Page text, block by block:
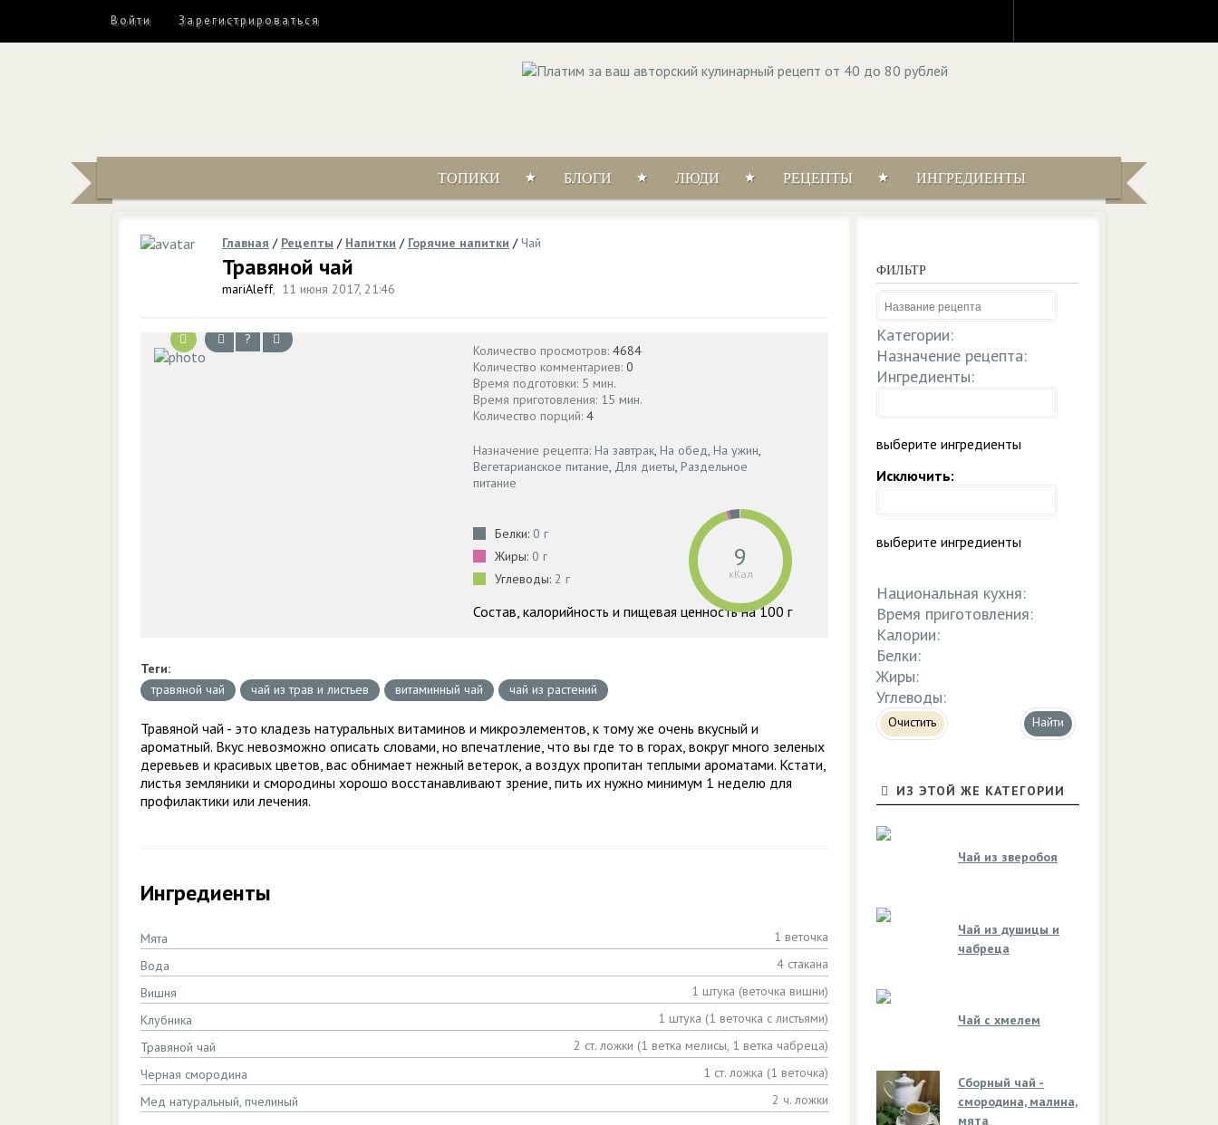
Войти Зарегистрироваться
ТОПИКИ БЛОГИ ЛЮДИ РЕЦЕПТЫ ИНГРЕДИЕНТЫ
Главная / Рецепты / Напитки / Горячие напитки /Чай
Травяной чай
mariAleff, 11 июня 2017, 21:46
?
Количество просмотров: 4684
Количество комментариев: 0
Время подготовки: 5 мин.
Время приготовления: 15 мин.
Количество порций: 4
Назначение рецепта: На завтрак, На обед, На ужин,
Вегетарианское питание, Для диеты, Раздельное
питание
Белки: 0 г
Жиры: 0 г
Углеводы: 2 г
9
кКал
Состав, калорийность и пищевая ценность на 100 г
Теги:
травяной чай
чай из трав и листьев витаминный чай чай из растений
Травяной чай - это кладезь натуральных витаминов и микроэлементов, к тому же очень вкусный и
ароматный. Вкус невозможно описать словами, но впечатление, что вы где то в горах, вокруг много зеленых
деревьев и красивых цветов, вас обнимает нежный ветерок, а воздух пропитан теплыми ароматами. Кстати,
листья земляники и смородины хорошо восстанавливают зрение, пить их нужно минимум 1 неделю для
профилактики или лечения.
Ингредиенты
Мята
1 веточка
Вода
4 стакана
Вишня
1 штука (веточка вишни)
Клубника
1 штука (1 веточка с листьями)
Травяной чай
2 ст. ложки (1 ветка мелисы, 1 ветка чабреца)
Черная смородина
1 ст. ложка (1 веточка)
Мед натуральный, пчелиный
2 ч. ложки
ФИЛЬТР
Категории:
Назначение рецепта:
Ингредиенты:
выберите ингредиенты
Исключить:
выберите ингредиенты
Национальная кухня:
Время приготовления:
Калории:
Белки:
Жиры:
Углеводы:
Очистить
ИЗ ЭТОЙ ЖЕ КАТЕГОРИИ
Чай из зверобоя
Чай из душицы и
чабреца
Чай с хмелем
Сборный чай -
смородина, малина,
мята